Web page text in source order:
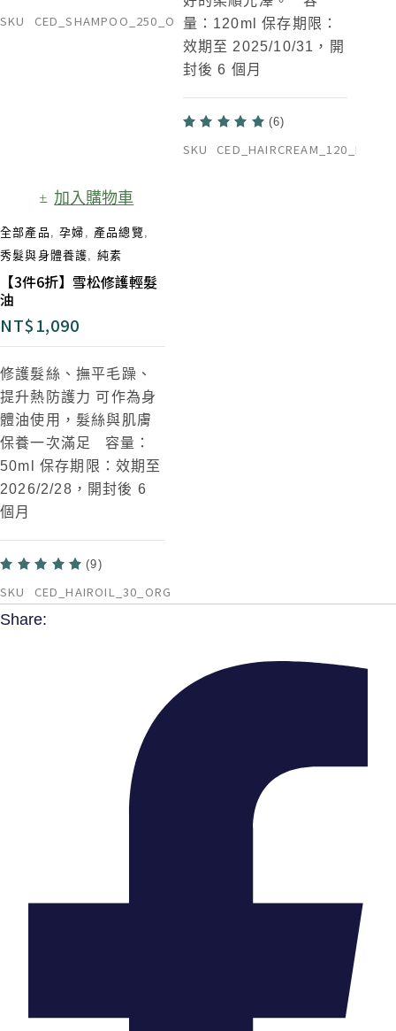
SKU CED_SHAMPOO_250_ORG量：120ml 保存期限：
效期至 2025/10/31，開
封後 6 個月
(6)
SKU CED_HAIRCREAM_120_NAT
加入購物車
全部產品 ,孕婦 產品總覽
秀髮與身體養護
純素
【3件6折】雪松修護輕髮
油
NT$1,090
修護髮絲、撫平毛躁、
提升熱防護力 可作為身
體油使用，髮絲與肌膚
保養一次滿足 容量：
50ml 保存期限：效期至
2026/2/28，開封後 6
個月
(9)
SKU CED_HAIROIL_30_ORG
Share: